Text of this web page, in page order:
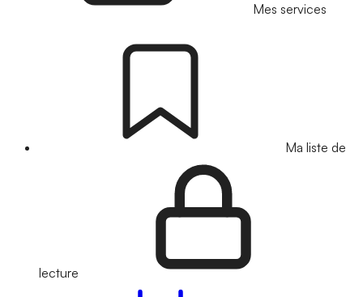
Mes services
Ma liste de
lecture